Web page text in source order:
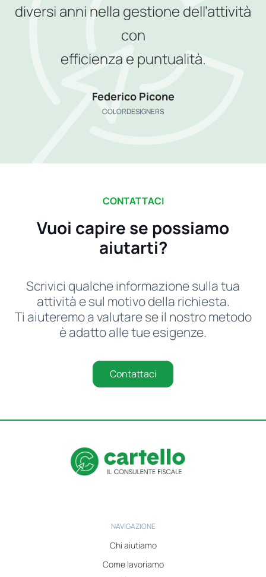
diversi anni nella gestione dell’attività
con
efficienza e puntualità.
Federico Picone
COLORDESIGNERS
CONTATTACI
Vuoi capire se possiamo
aiutarti?
Scrivici qualche informazione sulla tua
attività e sul motivo della richiesta.
Ti aiuteremo a valutare se il nostro metodo
è adatto alle tue esigenze.
Contattaci
NAVIGAZIONE
Chi aiutiamo
Come lavoriamo